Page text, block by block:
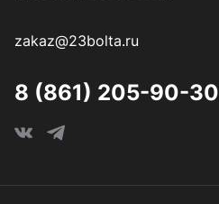
zakaz@23bolta.ru
8 (861) 205-90-30